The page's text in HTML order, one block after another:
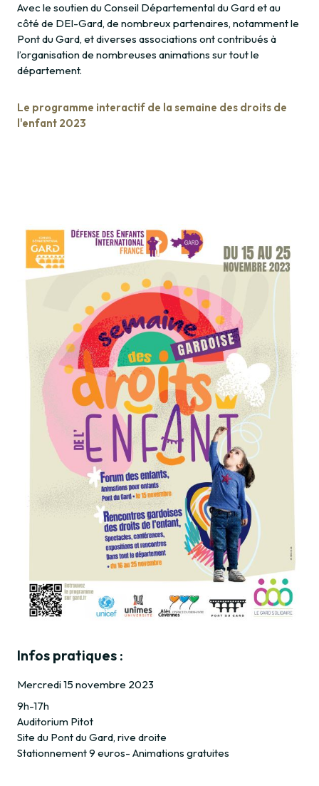
Avec le soutien du Conseil Départemental du Gard et au
côté de DEI-Gard, de nombreux partenaires, notamment le
Pont du Gard, et diverses associations ont contribués à
l’organisation de nombreuses animations sur tout le
département.
Le programme interactif de la semaine des droits de
l'enfant 2023
Infos pratiques :
Mercredi 15 novembre 2023
9h-17h
Auditorium Pitot
Site du Pont du Gard, rive droite
Stationnement 9 euros- Animations gratuites